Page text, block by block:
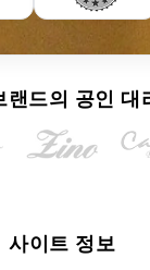
랜드의 공인 대
사이트 정보